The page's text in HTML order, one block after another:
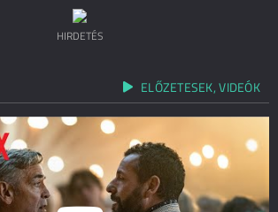
HIRDETÉS
ELŐZETESEK, VIDEÓK